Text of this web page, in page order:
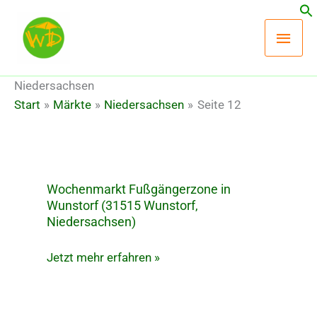
Inhalt
springen
Niedersachsen
Start
Märkte Niedersachsen Seite 12
Wochenmarkt Fußgängerzone in
Wunstorf (31515 Wunstorf,
Niedersachsen)
Wochenmarkt
Fußgängerzone
in
(31515
Jetzt mehr erfahren »